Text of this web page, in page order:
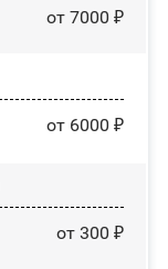
от 7000 ₽
от 6000 ₽
от 300 ₽